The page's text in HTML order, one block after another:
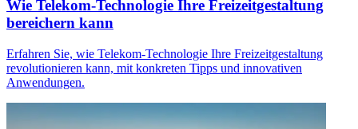
Wie Telekom-Technologie Ihre Freizeitgestaltung
bereichern kann
Erfahren Sie, wie Telekom-Technologie Ihre Freizeitgestaltung
revolutionieren kann, mit konkreten Tipps und innovativen
Anwendungen.